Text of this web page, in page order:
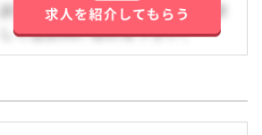
詳しくはお問い合わせ下さい。詳
しくはお問い合わせ下さい。